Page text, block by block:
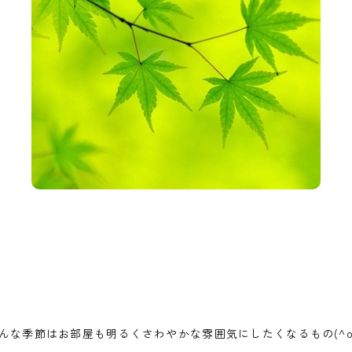
な季節はお部屋も明るくさわやかな雰囲気にしたくなるもの